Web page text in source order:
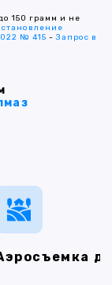
150 грамм и не
№ 415 -Запрос в